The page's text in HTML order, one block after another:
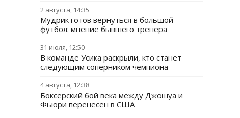
2 августа, 14:35
Мудрик готов вернуться в большой
футбол: мнение бывшего тренера
31 июля, 12:50
В команде Усика раскрыли, кто станет
следующим соперником чемпиона
4 августа, 12:38
Боксерский бой века между Джошуа и
Фьюри перенесен в США